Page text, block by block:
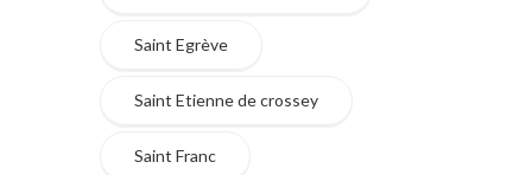
Saint Egrève
Saint Etienne de crossey
Saint Franc